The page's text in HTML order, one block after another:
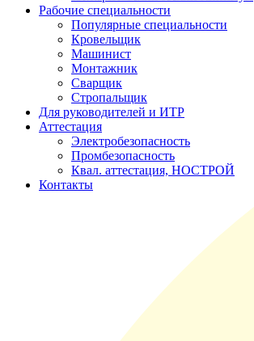
Рабочие специальности
Популярные специальности
Кровельщик
Машинист
Монтажник
Сварщик
Стропальщик
Для руководителей и ИТР
Аттестация
Электробезопасность
Промбезопасность
Квал. аттестация, НОСТРОЙ
Контакты